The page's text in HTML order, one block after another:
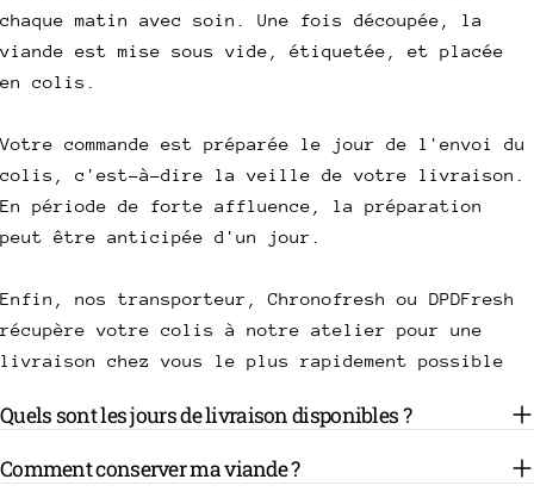
chaque matin avec soin. Une fois découpée, la
viande est mise sous vide, étiquetée, et placée
en colis.
Votre commande est préparée le jour de l'envoi du
colis, c'est-à-dire la veille de votre livraison.
En période de forte affluence, la préparation
peut être anticipée d'un jour.
Enfin, nos transporteur, Chronofresh ou DPDFresh
récupère votre colis à notre atelier pour une
livraison chez vous le plus rapidement possible
Quels sont les jours de livraison disponibles ?
Comment conserver ma viande ?